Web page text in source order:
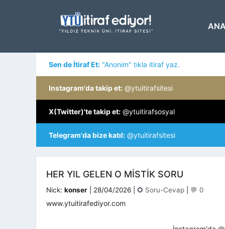
Sen de İtiraf Et: "Anonim" tıkla itiraf yaz.
Instagram'da takip et: @ytuitirafsitesi
X(Twitter)'te takip et: @ytuitirafsosyal
Telegram'da bize katıl: @ytuitirafsitesi
HER YIL GELEN O MISTIK SORU
Nick: konser 28/04/2026 Kategoriler
✪ Soru-Cevap 💬 0
www.ytuitirafediyor.com